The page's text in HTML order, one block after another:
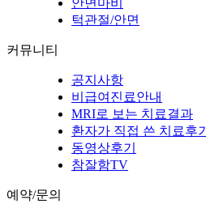
턱관절/안면
커뮤니티
공지사항
비급여진료안내
MRI로 보는 치료결과
환자가 직접 쓴 치료후기
동영상후기
참잘함TV
예약/문의